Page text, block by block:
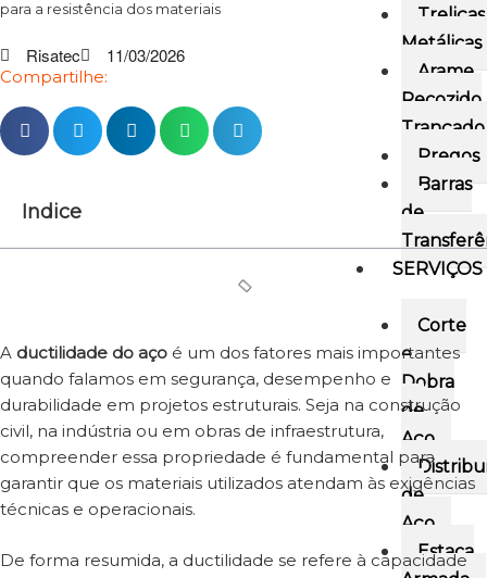
Treliças
Metálicas
Arame
Recozido
Trançado
Pregos
Barras
de
SERVIÇOS
Corte
e
Dobra
de
Aço
de
Aço
Estaca
para a resistência dos materiais
Risatec 11/03/2026
Compartilhe:
Indice
A ductilidade do aço é um dos fatores mais importantes
quando falamos em segurança, desempenho e
durabilidade em projetos estruturais. Seja na construção
civil, na indústria ou em obras de infraestrutura,
compreender essa propriedade é fundamental para
garantir que os materiais utilizados atendam às exigências
técnicas e operacionais.
De forma resumida, a ductilidade se refere à capacidade